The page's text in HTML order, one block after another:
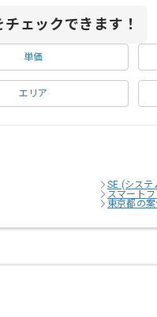
ェックできます！
単価
エリア
SE (シス
スマート
東京都の